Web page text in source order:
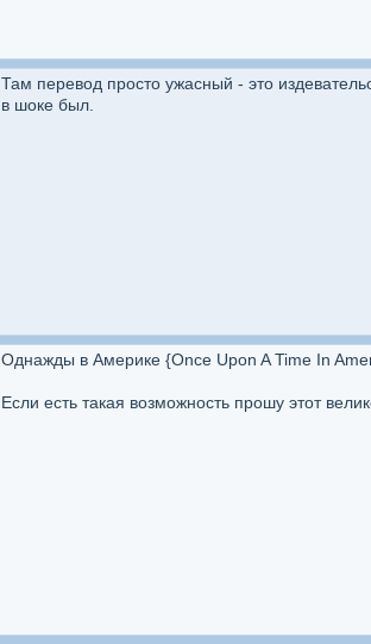
Там перевод просто ужасный - это
в шоке был.
Однажды в Америке {Once Upon A Time In
Если есть такая возможность прошу этот